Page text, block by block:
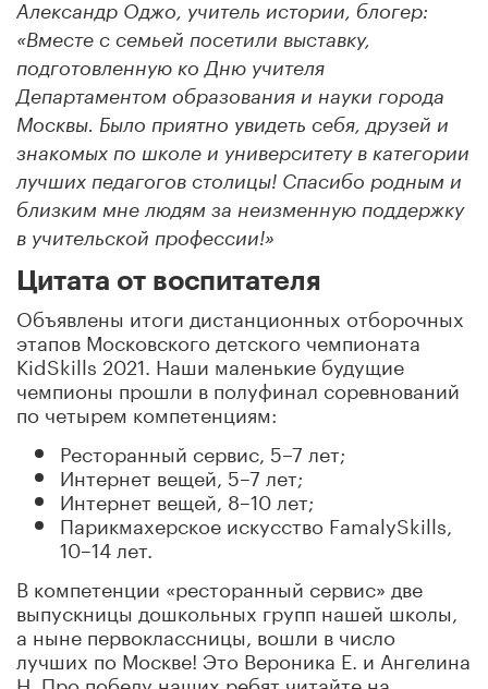
Александр Оджо, учитель истории, блогер:
«Вместе с семьей посетили выставку,
подготовленную ко Дню учителя
Департаментом образования и науки города
Москвы. Было приятно увидеть себя, друзей и
знакомых по школе и университету в категории
лучших педагогов столицы! Спасибо родным и
близким мне людям за неизменную поддержку
в учительской профессии!»
Цитата от воспитателя
Объявлены итоги дистанционных отборочных
этапов Московского детского чемпионата
KidSkills 2021. Наши маленькие будущие
чемпионы прошли в полуфинал соревнований
по четырем компетенциям:
Ресторанный сервис, 5–7 лет;
Интернет вещей, 5–7 лет;
Интернет вещей, 8–10 лет;
Парикмахерское искусство FamalySkills,
10–14 лет.
В компетенции «ресторанный сервис» две
выпускницы дошкольных групп нашей школы,
а ныне первоклассницы, вошли в число
лучших по Москве! Это Вероника Е. и Ангелина
Н. Про победу наших ребят читайте на